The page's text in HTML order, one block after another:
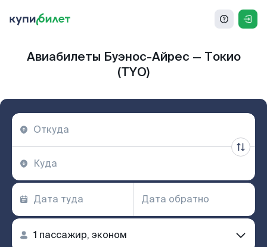
Авиабилеты Буэнос-Айрес — Токио
(TYO)